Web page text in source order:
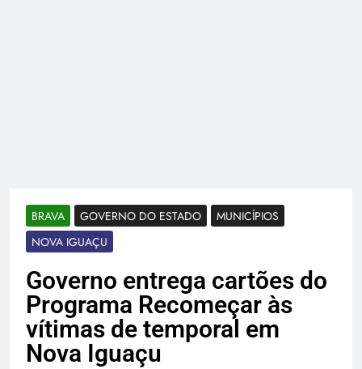
BRAVA GOVERNO DO ESTADO
MUNICÍPIOS
NOVA IGUAÇU
Governo entrega cartões do
Programa Recomeçar às
vítimas de temporal em
Nova Iguaçu